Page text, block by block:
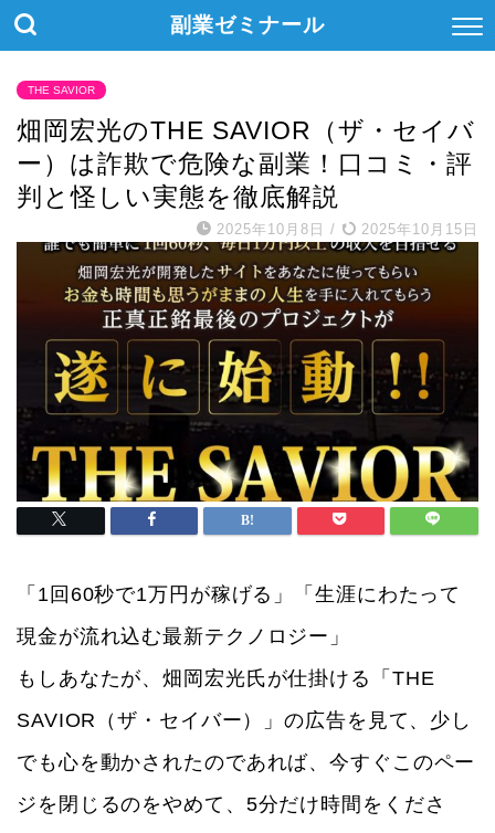
副業ゼミナール
THE SAVIOR
畑岡宏光のTHE SAVIOR（ザ・セイバ
ー）は詐欺で危険な副業！口コミ・評
判と怪しい実態を徹底解説
2025年10月8日 / 2025年10月15日
「1回60秒で1万円が稼げる」「生涯にわたって
現金が流れ込む最新テクノロジー」
もしあなたが、畑岡宏光氏が仕掛ける「THE
SAVIOR（ザ・セイバー）」の広告を見て、少し
でも心を動かされたのであれば、今すぐこのペー
ジを閉じるのをやめて、5分だけ時間をくださ